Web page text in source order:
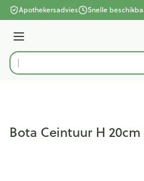
Ga naar de inhoud
Apothekersadvies Snelle
Menu
Product, merk, categorie...
Bota Ceintuur H 20cm